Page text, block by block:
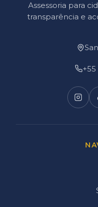
Assessoria para
transparência e
+55